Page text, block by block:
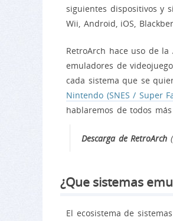
siguientes dispositivos y
Wii, Android, iOS,
RetroArch hace uso de la
emuladores de
cada sistema que se
Nintendo (SNES / Super
hablaremos de todos
Descarga de RetroArch
¿Que sistemas
El ecosistema de